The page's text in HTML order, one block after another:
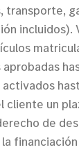
transporte,
incluidos).
un
de